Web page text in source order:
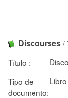
Discourses /
Título :
Tipo de
documento:
Libro